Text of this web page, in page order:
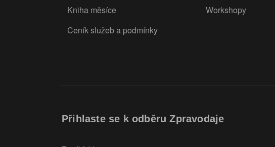
Kniha měsíce
Ceník služeb a podmínky
Workshopy
Přihlaste se k odběru Zpravodaje